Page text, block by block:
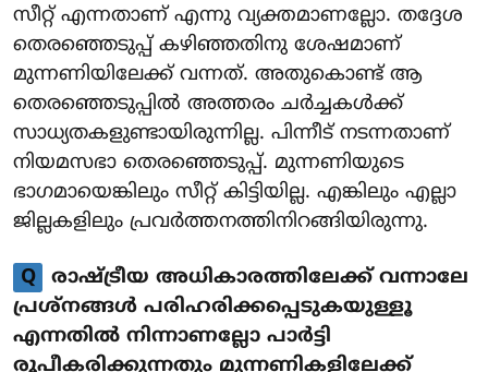
സീറ്റ് എന്നതാണ് എന്നു വ്യക്തമാണല്ലോ. തദ്ദേശ
തെരഞ്ഞെടുപ്പ് കഴിഞ്ഞതിനു ശേഷമാണ്
മുന്നണിയിലേക്ക് വന്നത്. അതുകൊണ്ട് ആ
തെരഞ്ഞെടുപ്പിൽ അത്തരം ചർച്ചകൾക്ക്
സാധ്യതകളുണ്ടായിരുന്നില്ല. പിന്നീട് നടന്നതാണ്
നിയമസഭാ തെരഞ്ഞെടുപ്പ്. മുന്നണിയുടെ
ഭാഗമായെങ്കിലും സീറ്റ് കിട്ടിയില്ല. എങ്കിലും എല്ലാ
ജില്ലകളിലും പ്രവർത്തനത്തിനിറങ്ങിയിരുന്നു.
Q
രാഷ്ട്രീയ അധികാരത്തിലേക്ക് വന്നാലേ
പ്രശ്നങ്ങൾ പരിഹരിക്കപ്പെടുകയുള്ളൂ
എന്നതിൽ നിന്നാണല്ലോ പാർട്ടി
രൂപീകരിക്കുന്നതും മുന്നണികളിലേക്ക്